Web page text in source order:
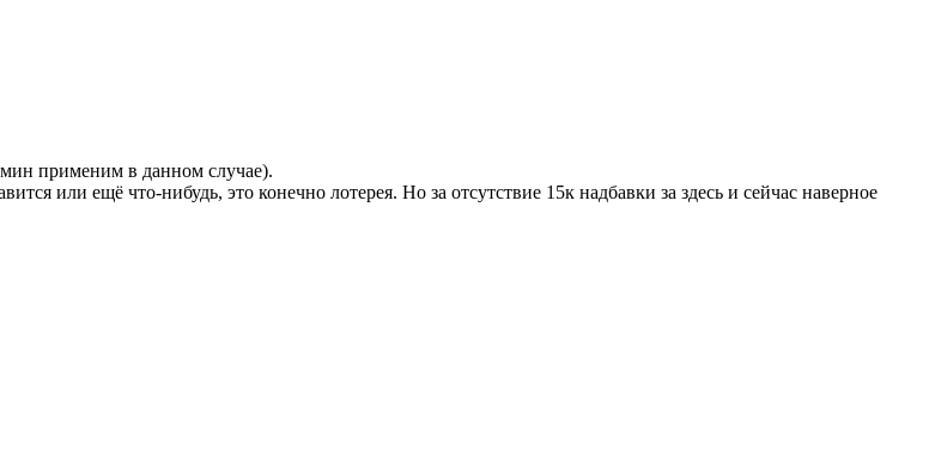
применим в данном случае).
или ещё что-нибудь, это конечно лотерея. Но за отсутствие 15к надбавки за здесь и сейчас наверное